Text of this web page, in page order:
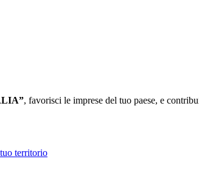
, favorisci le imprese del tuo paese, e
territorio